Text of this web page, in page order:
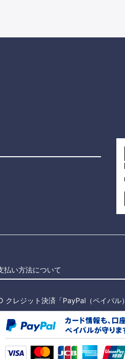
払い方法について
クレジット決済「PayPal（ペイパル